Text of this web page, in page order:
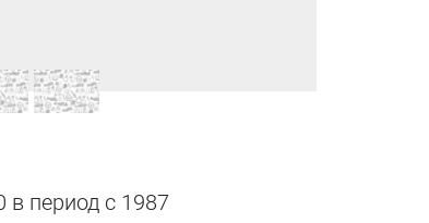
в период с 1987